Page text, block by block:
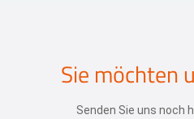
Sie möchten
Senden Sie uns noch